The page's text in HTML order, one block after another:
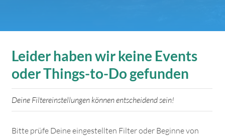
Leider haben wir keine Events
oder Things-to-Do gefunden
Deine Filtereinstellungen können entscheidend sein!
Bitte prüfe Deine eingestellten Filter oder Beginne von